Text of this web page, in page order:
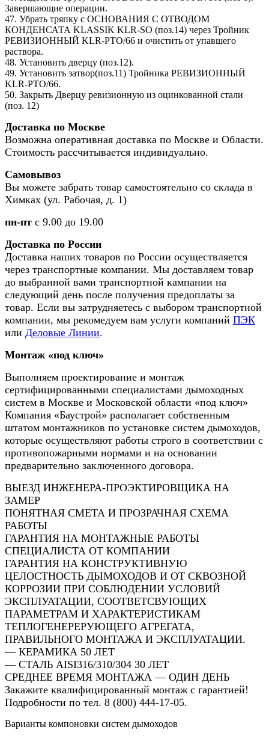
Завершающие операции.
47. Убрать тряпку с ОСНОВАНИЯ С ОТВОДОМ
КОНДЕНСАТА KLASSIK KLR-SO (поз.14) через Тройник
РЕВИЗИОННЫЙ KLR-PTO/66 и очистить от упавшего
раствора.
48. Установить дверцу (поз.12).
49. Установить затвор(поз.11) Тройника РЕВИЗИОННЫЙ
KLR-PTO/66.
50. Закрыть Дверцу ревизионную из оцинкованной стали
(поз. 12)
Доставка по Москве
Возможна оперативная доставка по Москве и Области.
Стоимость рассчитывается индивидуально.
Самовывоз
Вы можете забрать товар самостоятельно со склада в
Химках (ул. Рабочая, д. 1)
пн-пт с 9.00 до 19.00
Доставка по России
Доставка наших товаров по России осуществляется
через транспортные компании. Мы доставляем товар
до выбранной вами транспортной кампании на
следующий день после получения предоплаты за
товар. Если вы затрудняетесь с выбором транспортной
компании, мы рекомедуем вам услуги компаний ПЭК
или Деловые Линии.
Монтаж «под ключ»
Выполняем проектирование и монтаж
сертифицированными специалистами дымоходных
систем в Москве и Московской области «под ключ»
Компания «Баустрой» располагает собственным
штатом монтажников по установке систем дымоходов,
которые осуществляют работы строго в соответствии с
противопожарными нормами и на основании
предварительно заключенного договора.
ВЫЕЗД ИНЖЕНЕРА-ПРОЭКТИРОВЩИКА НА
ЗАМЕР
ПОНЯТНАЯ СМЕТА И ПРОЗРАЧНАЯ СХЕМА
РАБОТЫ
ГАРАНТИЯ НА МОНТАЖНЫЕ РАБОТЫ
СПЕЦИАЛИСТА ОТ КОМПАНИИ
ГАРАНТИЯ НА КОНСТРУКТИВНУЮ
ЦЕЛОСТНОСТЬ ДЫМОХОДОВ И ОТ СКВОЗНОЙ
КОРРОЗИИ ПРИ СОБЛЮДЕНИИ УСЛОВИЙ
ЭКСПЛУАТАЦИИ, СООТВЕТСВУЮЩИХ
ПАРАМЕТРАМ И ХАРАКТЕРИСТИКАМ
ТЕПЛОГЕНЕРЕРУЮЩЕГО АГРЕГАТА,
ПРАВИЛЬНОГО МОНТАЖА И ЭКСПЛУАТАЦИИ.
— КЕРАМИКА 50 ЛЕТ
— СТАЛЬ AISI316/310/304 30 ЛЕТ
СРЕДНЕЕ ВРЕМЯ МОНТАЖА — ОДИН ДЕНЬ
Закажите квалифицированный монтаж с гарантией!
Подробности по тел. 8 (800) 444-17-05.
Варианты компоновки систем дымоходов